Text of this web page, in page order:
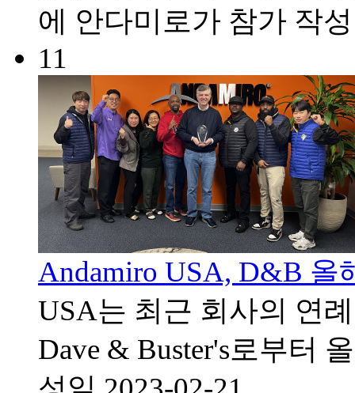
에 안다미로가 참가 작
11
Andamiro USA, D&B
USA는 최근 회사의 연
Dave & Buster's로부터